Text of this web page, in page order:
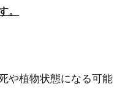
ときに体脂肪率と体重を測る
ているのに体脂肪率が下がって
。
や植物状態になる可能